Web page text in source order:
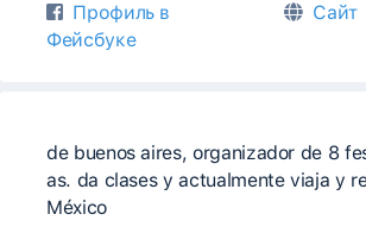
Профиль в
Фейсбуке
Сайт
de buenos aires, organizador de 8
as. da clases y actualmente viaja y
México